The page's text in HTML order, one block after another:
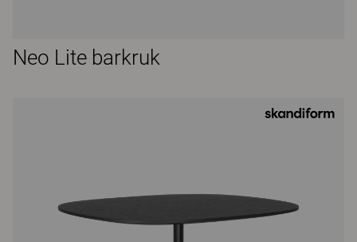
Neo Lite barkruk